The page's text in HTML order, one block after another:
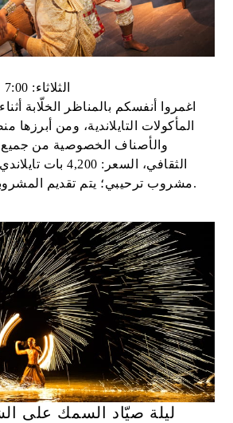
الثلاثاء: 7:00 مساءً - 10:00 مساءً
اغمروا أنفسكم بالمناظر الخلّابة
المأكولات التايلاندية، ومن أبرزها
والأصناف الخصوصية من جميع
الثقافي، السعر:
مشروب ترحيبي؛ يتم تقديم المشروبات الأخرى بالطلب.
ليلة صيّاد السمك على